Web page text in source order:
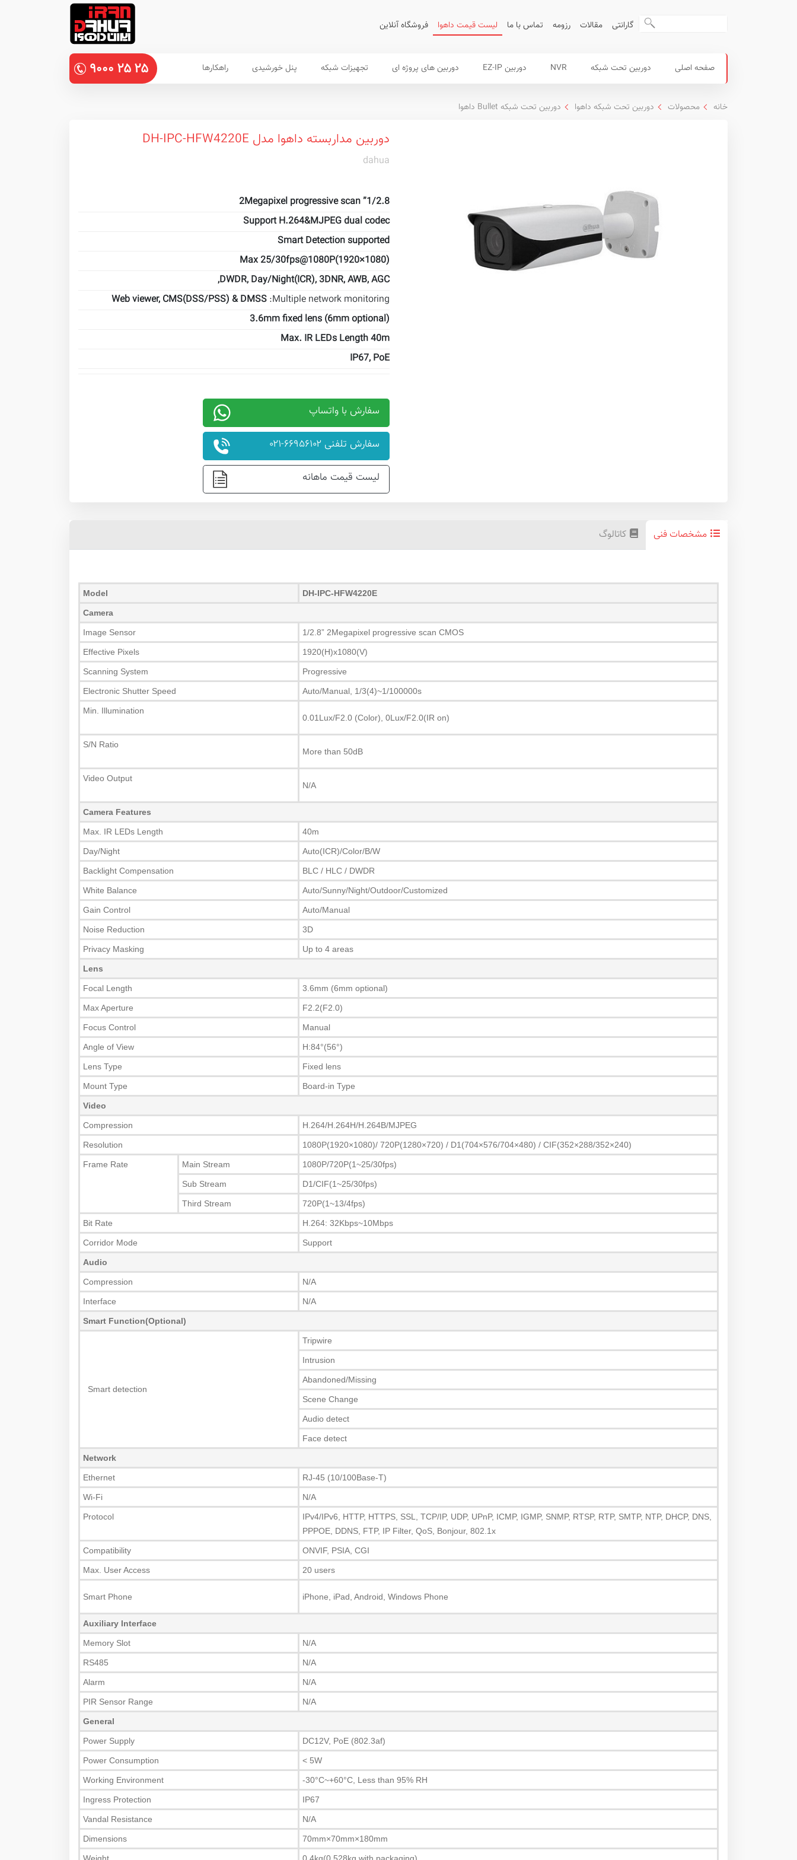
گارانتی مقالات رزومه تماس با ما لیست قیمت داهوا فروشگاه آنلاین
منوی
اصلی
صفحه اصلی دوربین تحت شبکه NVR دوربین EZ-IP دوربین های پروژه ای تجهیزات شبکه پنل خورشیدی راهکارها ۹۰۰۰ ۲۵۲۵
خانه محصولات دوربین تحت شبکه داهوا دوربین تحت شبکه Bullet داهوا
دوربین مداربسته داهوا مدل DH-IPC-HFW4220E
dahua
1/2.8” 2Megapixel progressive scan
Support H.264&MJPEG dual codec
Smart Detection supported
Max 25/30fps@1080P(1920×1080)
DWDR, Day/Night(ICR), 3DNR, AWB, AGC,
Multiple network monitoring:
Web viewer, CMS(DSS/PSS) & DMSS
3.6mm fixed lens (6mm optional)
Max. IR LEDs Length 40m
IP67, PoE
سفارش با واتساپ
سفارش تلفنی ۶۶۹۵۶۱۰۲-۰۲۱
لیست قیمت ماهانه
مشخصات فنی کاتالوگ
Model DH-IPC-HFW4220E
Camera
Image Sensor 1/2.8” 2Megapixel progressive scan CMOS
Effective Pixels 1920(H)x1080(V)
Scanning System Progressive
Electronic Shutter Speed Auto/Manual, 1/3(4)~1/100000s
Min. Illumination
0.01Lux/F2.0 (Color), 0Lux/F2.0(IR on)
S/N Ratio
More than 50dB
Video Output
N/A
Camera Features
Max. IR LEDs Length 40m
Day/Night Auto(ICR)/Color/B/W
Backlight Compensation BLC / HLC / DWDR
White Balance Auto/Sunny/Night/Outdoor/Customized
Gain Control Auto/Manual
Noise Reduction 3D
Privacy Masking Up to 4 areas
Lens
Focal Length 3.6mm (6mm optional)
Max Aperture F2.2(F2.0)
Focus Control Manual
Angle of View H:84°(56°)
Lens Type Fixed lens
Mount Type Board-in Type
Video
Compression H.264/H.264H/H.264B/MJPEG
Resolution 1080P(1920×1080)/ 720P(1280×720) / D1(704×576/704×480) / CIF(352×288/352×240)
Frame Rate Main Stream 1080P/720P(1~25/30fps)
Sub Stream D1/CIF(1~25/30fps)
Third Stream 720P(1~13/4fps)
Bit Rate H.264: 32Kbps~10Mbps
Corridor Mode Support
Audio
Compression N/A
Interface N/A
Smart Function(Optional)
Smart detection
Tripwire
Intrusion
Abandoned/Missing
Scene Change
Audio detect
Face detect
Network
Ethernet RJ-45 (10/100Base-T)
Wi-Fi N/A
Protocol
IPv4/IPv6, HTTP, HTTPS, SSL, TCP/IP, UDP, UPnP, ICMP, IGMP, SNMP, RTSP, RTP, SMTP, NTP, DHCP, DNS,
PPPOE, DDNS, FTP, IP Filter, QoS, Bonjour, 802.1x
Compatibility ONVIF, PSIA, CGI
Max. User Access 20 users
Smart Phone iPhone, iPad, Android, Windows Phone
Auxiliary Interface
Memory Slot N/A
RS485 N/A
Alarm N/A
PIR Sensor Range N/A
General
Power Supply DC12V, PoE (802.3af)
Power Consumption < 5W
Working Environment -30°C~+60°C, Less than 95% RH
Ingress Protection IP67
Vandal Resistance N/A
Dimensions 70mm×70mm×180mm